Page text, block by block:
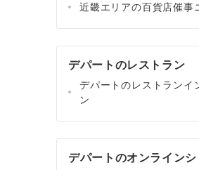
近畿エリアの百貨店催事
デパートのレストラン
デパートのレストランイ
ン
デパートのオンライン